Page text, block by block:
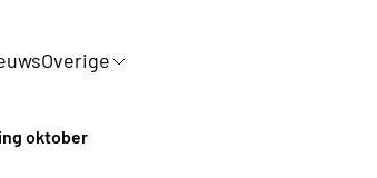
Overige
oktober